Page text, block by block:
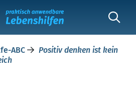
ABC
Positiv denken ist kein